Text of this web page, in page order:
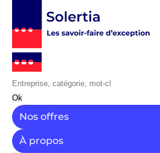
Ok
Nos offres
À propos